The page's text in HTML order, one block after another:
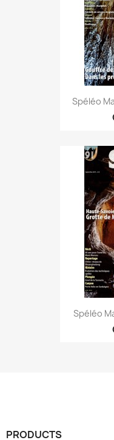
Spéléo
Spéléo
PRODUCTS